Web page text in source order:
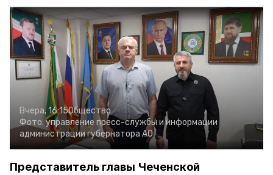
Вчера, 16:15Общество
Фото: управление пресс-службы и информации
администрации губернатора АО
Представитель главы Чеченской